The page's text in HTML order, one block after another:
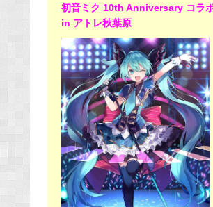
初音ミク 10th Anniversary コラ
in アトレ秋葉原